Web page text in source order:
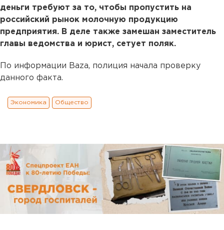
деньги требуют за то, чтобы пропустить на
российский рынок молочную продукцию
предприятия. В деле также замешан заместитель
главы ведомства и юрист, сетует поляк.
По информации Baza, полиция начала проверку
данного факта.
Экономика Общество